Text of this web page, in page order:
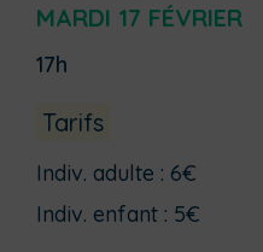
MARDI 17 FÉVRIER
17h
Tarifs
Indiv. adulte : 6€
Indiv. enfant : 5€